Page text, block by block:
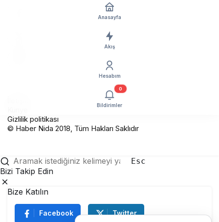
Anasayfa
Akış
Hesabım
Bildirimler
0
Gizlilik politikası
© Haber Nida 2018, Tüm Hakları Saklıdır
Esc
Bizi Takip Edin
Bize Katılın
Facebook Twitter